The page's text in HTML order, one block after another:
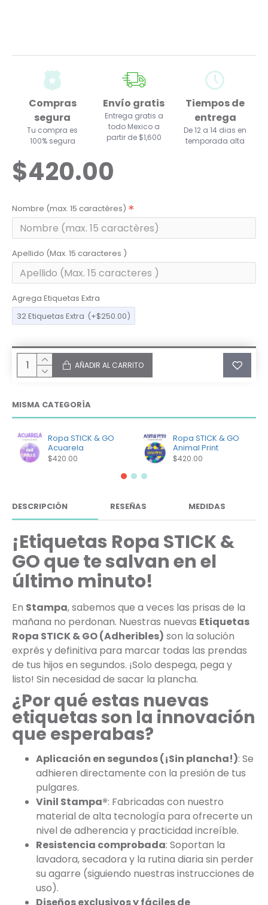
Compras
segura
Tu compra es
100% segura
Envío gratis
Entrega gratis a
todo Mexico a
partir de $1,600
Tiempos de
entrega
De 12 a 14 dias en
temporada alta
$420.00
Nombre (max. 15 caractères)
Apellido (Max. 15 caracteres )
Agrega Etiquetas Extra
32 Etiquetas Extra (+$250.00)
AÑADIR AL CARRITO
MISMA CATEGORÍA
Ropa STICK & GO
Acuarela
$420.00
Ropa STICK & GO
Animal Print
$420.00
DESCRIPCIÓN RESEÑAS MEDIDAS
¡Etiquetas Ropa STICK &
GO que te salvan en el
último minuto!
En Stampa, sabemos que a veces las prisas de la
mañana no perdonan. Nuestras nuevas Etiquetas
Ropa STICK & GO (Adheribles) son la solución
exprés y definitiva para marcar todas las prendas
de tus hijos en segundos. ¡Solo despega, pega y
listo! Sin necesidad de sacar la plancha.
¿Por qué estas nuevas
etiquetas son la innovación
que esperabas?
Aplicación en segundos (¡Sin plancha!): Se
adhieren directamente con la presión de tus
pulgares.
Vinil Stampa®: Fabricadas con nuestro
material de alta tecnología para ofrecerte un
nivel de adherencia y practicidad increíble.
Resistencia comprobada: Soportan la
lavadora, secadora y la rutina diaria sin perder
su agarre (siguiendo nuestras instrucciones de
uso).